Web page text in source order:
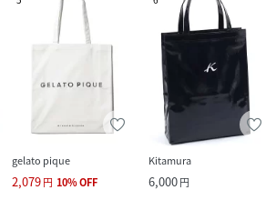
gelato pique
2,079円 10%OFF
Kitamura
6,000円